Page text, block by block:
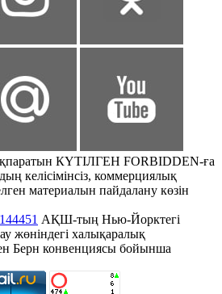
КҮТІЛГЕН FORBIDDEN-ға
келісімінсіз, коммерциялық
материалын пайдалану көзін
АҚШ-тың Нью-Йорктегі
жөніндегі халықаралық
Берн конвенциясы бойынша